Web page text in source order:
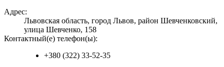
Адрес:
Львовская область, город Львов, район Шевченковский,
улица Шевченко, 158
Контактный(е) телефон(ы):
+380 (322) 33-52-35